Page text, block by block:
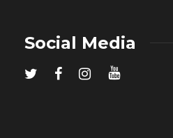
Social Media